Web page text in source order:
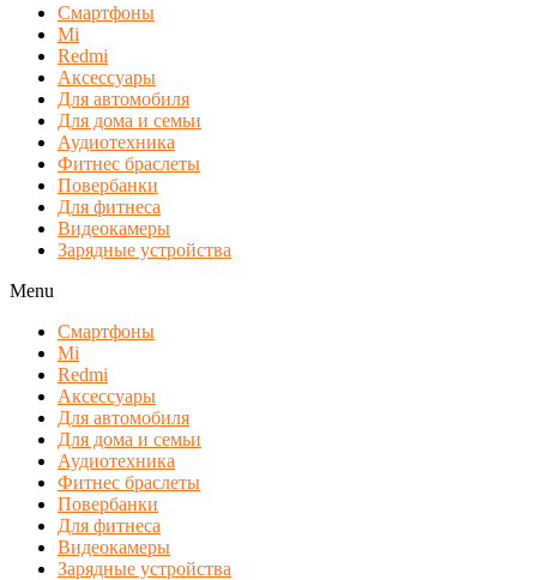
Смартфоны
Mi
Redmi
Аксессуары
Для автомобиля
Для дома и семьи
Аудиотехника
Фитнес браслеты
Повербанки
Для фитнеса
Видеокамеры
Зарядные устройства
Menu
Смартфоны
Mi
Redmi
Аксессуары
Для автомобиля
Для дома и семьи
Аудиотехника
Фитнес браслеты
Повербанки
Для фитнеса
Видеокамеры
Зарядные устройства